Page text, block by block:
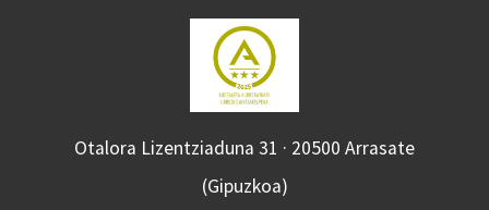
Otalora Lizentziaduna 31 · 20500 Arrasate
(Gipuzkoa)